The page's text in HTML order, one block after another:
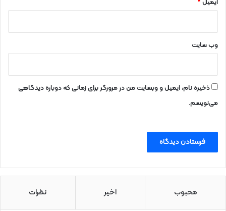
ایمیل*
وب‌ سایت
ذخیره نام، ایمیل و وبسایت من در مرورگر برای زمانی که دوباره دیدگاهی
می‌نویسم.
محبوب اخیر نظرات